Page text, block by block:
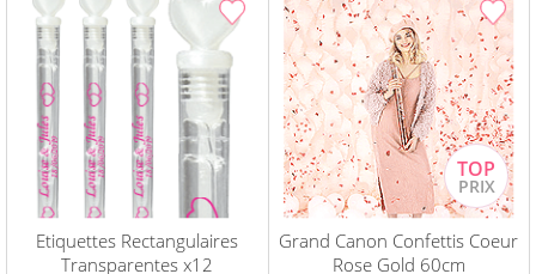
Etiquettes Rectangulaires
Transparentes x12
Grand Canon Confettis Coeur
Rose Gold 60cm